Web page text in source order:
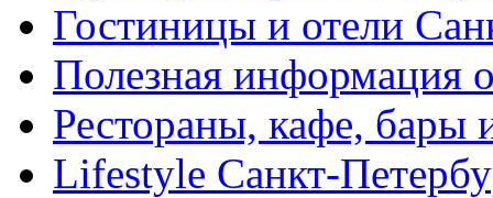
Гостиницы и отели
Полезная информация
Рестораны, кафе, бары
Lifestyle Санкт-